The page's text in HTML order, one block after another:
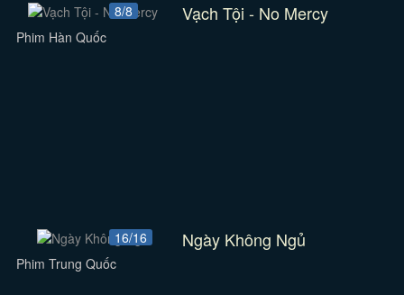
8/8 Vạch Tội - No Mercy
Phim Hàn Quốc
16/16 Ngày Không Ngủ
Phim Trung Quốc